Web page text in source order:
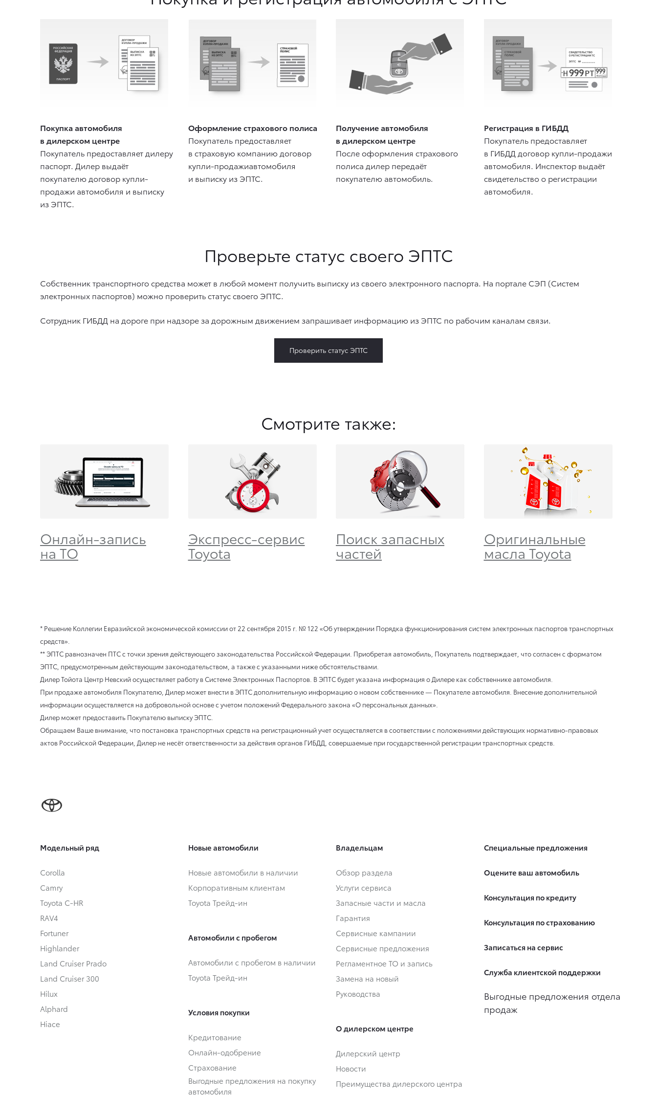
Покупка автомобиля
в дилерском центре
Покупатель предоставляет дилеру
паспорт. Дилер выдаёт
покупателю договор купли-
продажи автомобиля и выписку
из ЭПТС.
Оформление страхового полиса
Покупатель предоставляет
в страховую компанию договор
купли-продажиавтомобиля
и выписку из ЭПТС.
Получение автомобиля
в дилерском центре
После оформления страхового
полиса дилер передаёт
покупателю автомобиль.
Регистрация в ГИБДД
Покупатель предоставляет
в ГИБДД договор купли-продажи
автомобиля. Инспектор выдаёт
свидетельство о регистрации
автомобиля.
Проверьте статус своего ЭПТС
Собственник транспортного средства может в любой момент получить выписку из своего электронного паспорта. На портале СЭП (Систем
электронных паспортов) можно проверить статус своего ЭПТС.
Сотрудник ГИБДД на дороге при надзоре за дорожным движением запрашивает информацию из ЭПТС по рабочим каналам связи.
Проверить статус ЭПТС
Смотрите также:
Онлайн-запись
на ТО
Экспресс-сервис
Toyota
Поиск запасных
частей
Оригинальные
масла Toyota
* Решение Коллегии Евразийской экономической комиссии от 22 сентября 2015 г. № 122 «Об утверждении Порядка функционирования систем электронных паспортов транспортных
средств».
** ЭПТС равнозначен ПТС с точки зрения действующего законодательства Российской Федерации. Приобретая автомобиль, Покупатель подтверждает, что согласен с форматом
ЭПТС, предусмотренным действующим законодательством, а также с указанными ниже обстоятельствами.
Дилер Тойота Центр Невский осуществляет работу в Системе Электронных Паспортов. В ЭПТС будет указана информация о Дилере как собственнике автомобиля.
При продаже автомобиля Покупателю, Дилер может внести в ЭПТС дополнительную информацию о новом собственнике — Покупателе автомобиля. Внесение дополнительной
информации осуществляется на добровольной основе с учетом положений Федерального закона «О персональных данных».
Дилер может предоставить Покупателю выписку ЭПТС.
Обращаем Ваше внимание, что постановка транспортных средств на регистрационный учет осуществляется в соответствии с положениями действующих нормативно-правовых
актов Российской Федерации, Дилер не несёт ответственности за действия органов ГИБДД, совершаемые при государственной регистрации транспортных средств.
Модельный ряд
Corolla
Camry
Toyota C-HR
RAV4
Fortuner
Highlander
Land Cruiser Prado
Land Cruiser 300
Hilux
Alphard
Hiace
Новые автомобили
Новые автомобили в наличии
Корпоративным клиентам
Toyota Трейд-ин
Автомобили с пробегом
Автомобили с пробегом в наличии
Toyota Трейд-ин
Условия покупки
Кредитование
Онлайн-одобрение
Страхование
Выгодные предложения на покупку
автомобиля
Владельцам
Обзор раздела
Услуги сервиса
Запасные части и масла
Гарантия
Сервисные кампании
Сервисные предложения
Регламентное ТО и запись
Замена на новый
Руководства
О дилерском центре
Дилерский центр
Новости
Преимущества дилерского центра
Специальные предложения
Оцените ваш автомобиль
Консультация по кредиту
Консультация по страхованию
Записаться на сервис
Служба клиентской поддержки
Выгодные предложения отдела
продаж